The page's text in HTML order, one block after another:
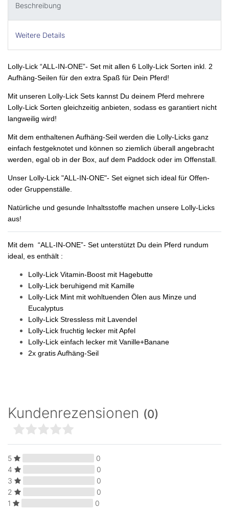
Beschreibung
Weitere Details
Lolly-Lick “ALL-IN-ONE”- Set mit allen 6 Lolly-Lick Sorten inkl. 2
Aufhäng-Seilen für den extra Spaß für Dein Pferd!
Mit unseren Lolly-Lick Sets kannst Du deinem Pferd mehrere
Lolly-Lick Sorten gleichzeitig anbieten, sodass es garantiert nicht
langweilig wird!
Mit dem enthaltenen Aufhäng-Seil werden die Lolly-Licks ganz
einfach festgeknotet und können so ziemlich überall angebracht
werden, egal ob in der Box, auf dem Paddock oder im Offenstall.
Unser Lolly-Lick "ALL-IN-ONE"- Set eignet sich ideal für Offen-
oder Gruppenställe.
Natürliche und gesunde Inhaltsstoffe machen unsere Lolly-Licks
aus!
Mit dem “ALL-IN-ONE”- Set unterstützt Du dein Pferd rundum
ideal, es enthält :
Lolly-Lick Vitamin-Boost mit Hagebutte
Lolly-Lick beruhigend mit Kamille
Lolly-Lick Mint mit wohltuenden Ölen aus Minze und
Eucalyptus
Lolly-Lick Stressless mit Lavendel
Lolly-Lick fruchtig lecker mit Apfel
Lolly-Lick einfach lecker mit Vanille+Banane
2x gratis Aufhäng-Seil
Kundenrezensionen (0)
5
0
4
0
3
0
2
0
1
0